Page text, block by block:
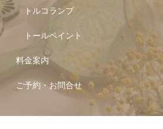
トルコランプ
トールペイント
料金案内
ご予約・お問合せ